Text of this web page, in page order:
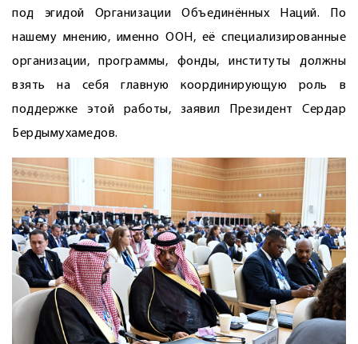
под эгидой Организации Объединённых Наций. По
нашему мнению, именно ООН, её специализированные
организации, программы, фонды, институты должны
взять на себя главную координирующую роль в
поддержке этой работы, заявил Президент Сердар
Бердымухамедов.